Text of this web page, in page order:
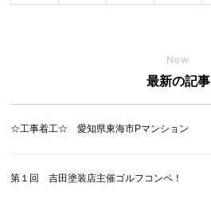
New
最新の記事
☆工事着工☆ 愛知県東海市Pマンション
第１回 吉田塗装店主催ゴルフコンペ！